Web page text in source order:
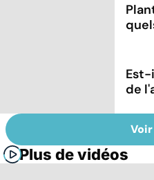
Est-
de
Plus de vidéos